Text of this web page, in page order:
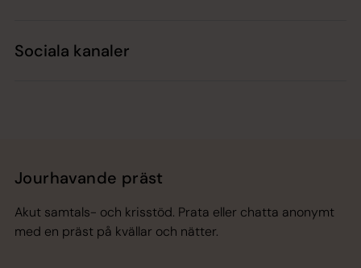
Sociala kanaler
Jourhavande präst
Akut samtals- och krisstöd. Prata eller chatta anonymt
med en präst på kvällar och nätter.